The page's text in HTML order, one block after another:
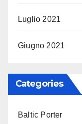
Luglio 2021
Giugno 2021
Categories
Baltic Porter